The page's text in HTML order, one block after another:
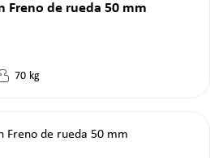
Freno de rueda 50 mm
70 kg